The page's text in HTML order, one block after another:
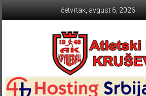
četvrtak, avgust 6, 2026
Atletski klub